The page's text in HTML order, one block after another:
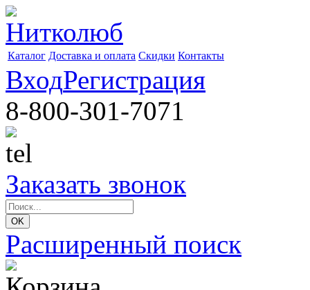
Каталог Доставка и оплата Скидки Контакты
ВходРегистрация
8-800-301-7071
Заказать звонок
Расширенный поиск